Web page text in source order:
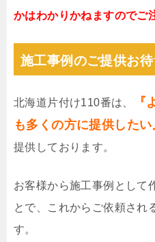
かはわかりかねますのでご
施工事例のご提供お待
北海道片付け110番は、
『
も多くの方に提供したい
提供しております。
お客様から施工事例として
とで、これからご依頼され
す。